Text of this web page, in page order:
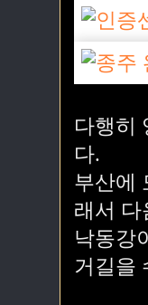
다행히
다.
부산에
래서 다
낙동강
거길을